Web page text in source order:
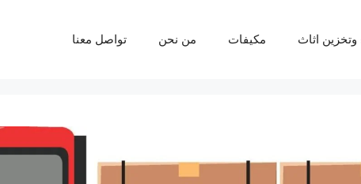
اثاث مكيفات من نحن تواصل معنا